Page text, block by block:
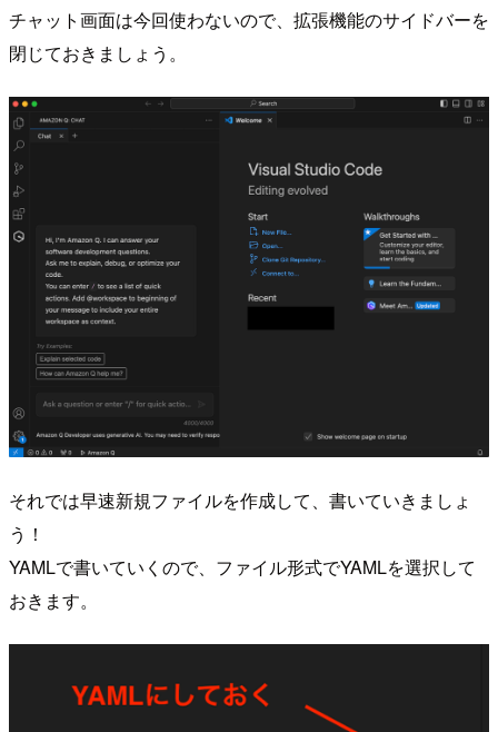
チャット画面は今回使わないので、拡張機能のサイドバーを
閉じておきましょう。
それでは早速新規ファイルを作成して、書いていきましょ
う！
YAMLで書いていくので、ファイル形式でYAMLを選択して
おきます。